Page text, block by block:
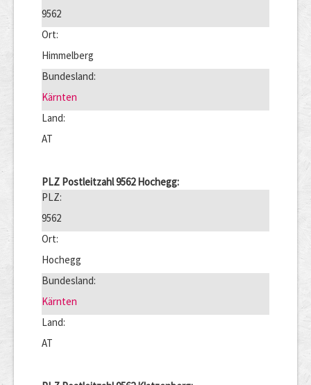
9562
Ort:
Himmelberg
Bundesland:
Kärnten
Land:
AT
PLZ Postleitzahl 9562 Hochegg:
PLZ:
9562
Ort:
Hochegg
Bundesland:
Kärnten
Land:
AT